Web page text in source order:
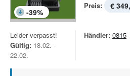
-39%
Preis: €
Leider verpasst!
Gültig: 18.02. -
22.02.
Händler: 0815